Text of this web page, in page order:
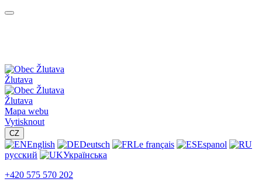
Žlutava
Žlutava
Mapa webu
Vytisknout
CZ
English Deutsch Le français
Espanol
русский
Українська
+420 575 570 202